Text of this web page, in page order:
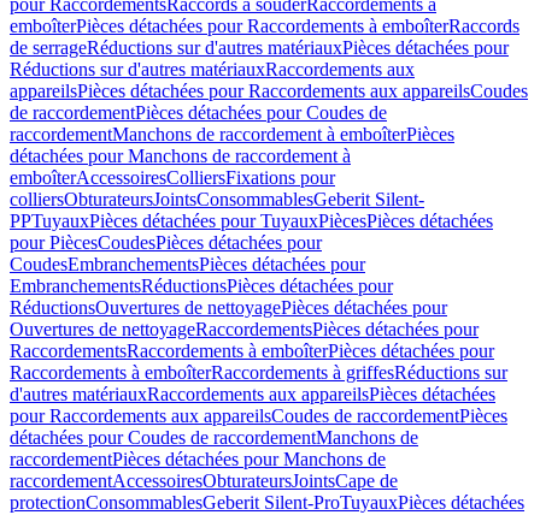
pour RaccordementsRaccords à souderRaccordements à
emboîterPièces détachées pour Raccordements à emboîterRaccords
de serrageRéductions sur d'autres matériauxPièces détachées pour
Réductions sur d'autres matériauxRaccordements aux
appareilsPièces détachées pour Raccordements aux appareilsCoudes
de raccordementPièces détachées pour Coudes de
raccordementManchons de raccordement à emboîterPièces
détachées pour Manchons de raccordement à
emboîterAccessoiresColliersFixations pour
colliersObturateursJointsConsommablesGeberit Silent-
PPTuyauxPièces détachées pour TuyauxPiècesPièces détachées
pour PiècesCoudesPièces détachées pour
CoudesEmbranchementsPièces détachées pour
EmbranchementsRéductionsPièces détachées pour
RéductionsOuvertures de nettoyagePièces détachées pour
Ouvertures de nettoyageRaccordementsPièces détachées pour
RaccordementsRaccordements à emboîterPièces détachées pour
Raccordements à emboîterRaccordements à griffesRéductions sur
d'autres matériauxRaccordements aux appareilsPièces détachées
pour Raccordements aux appareilsCoudes de raccordementPièces
détachées pour Coudes de raccordementManchons de
raccordementPièces détachées pour Manchons de
raccordementAccessoiresObturateursJointsCape de
protectionConsommablesGeberit Silent-ProTuyauxPièces détachées